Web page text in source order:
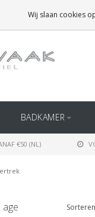
BELGIË)
BADKAMER
€50 (NL)
Wij slaan cookies